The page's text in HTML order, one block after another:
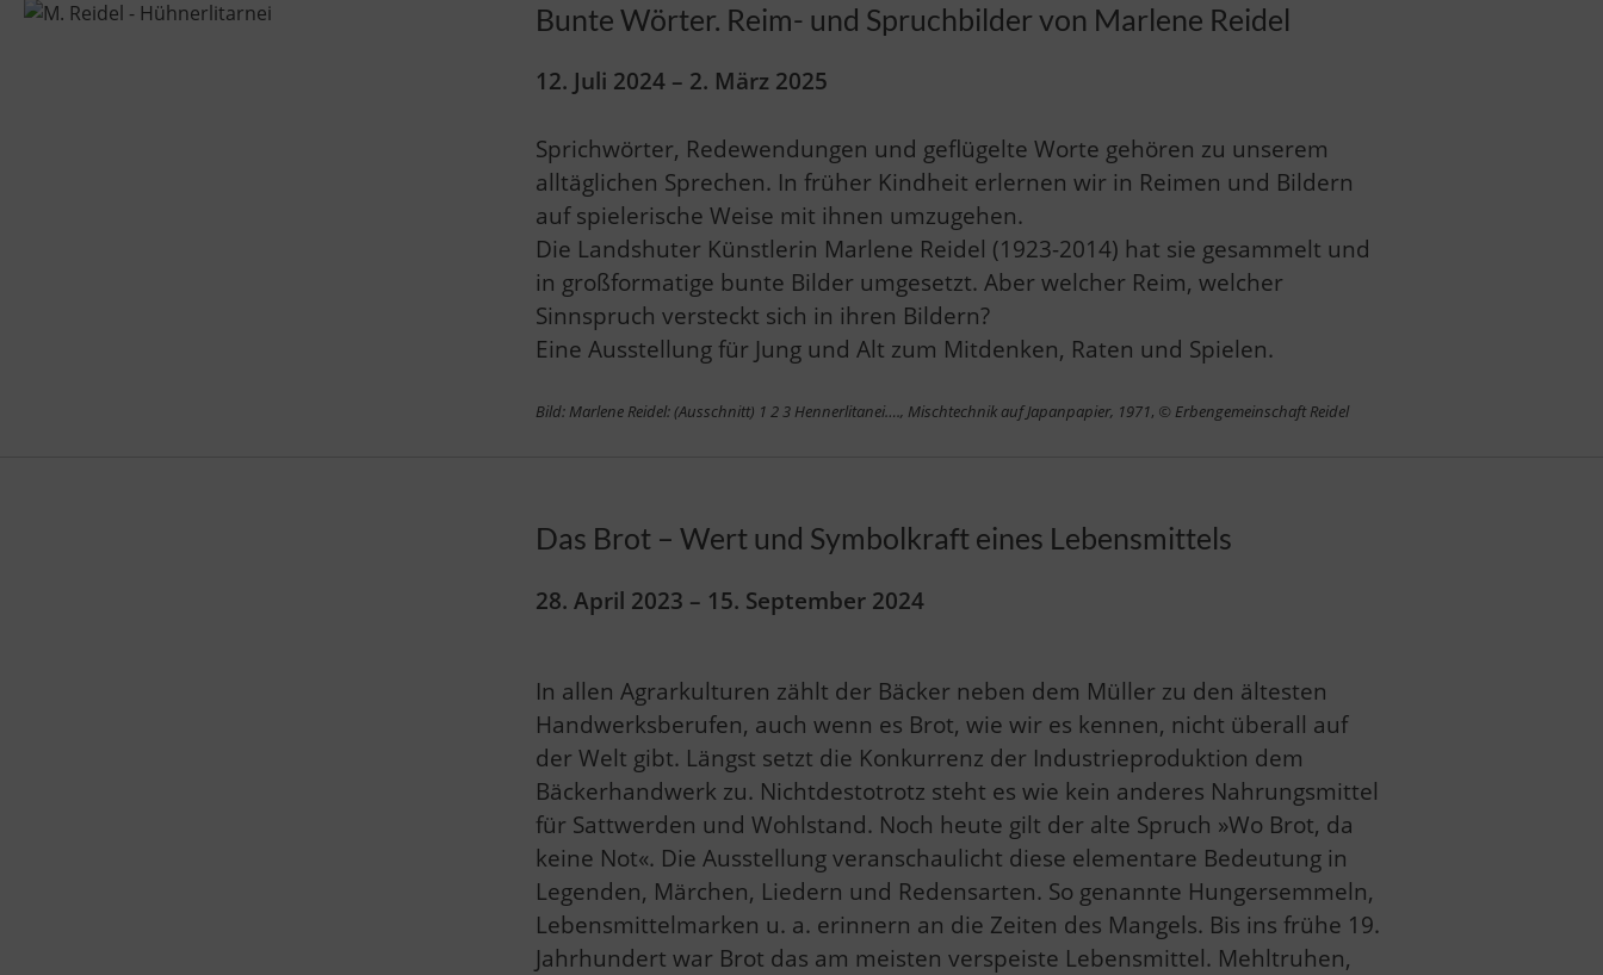
Bunte Wörter. Reim- und Spruchbilder von Marlene Reidel
12. Juli 2024 – 2. März 2025
Sprichwörter, Redewendungen und geflügelte Worte gehören zu unserem
alltäglichen Sprechen. In früher Kindheit erlernen wir in Reimen und Bildern
auf spielerische Weise mit ihnen umzugehen.
Die Landshuter Künstlerin Marlene Reidel (1923-2014) hat sie gesammelt und
in großformatige bunte Bilder umgesetzt. Aber welcher Reim, welcher
Sinnspruch versteckt sich in ihren Bildern?
Eine Ausstellung für Jung und Alt zum Mitdenken, Raten und Spielen.
Bild: Marlene Reidel: (Ausschnitt) 1 2 3 Hennerlitanei…., Mischtechnik auf Japanpapier, 1971, © Erbengemeinschaft Reidel
Das Brot – Wert und Symbolkraft eines Lebensmittels
28. April 2023 – 15. September 2024
In allen Agrarkulturen zählt der Bäcker neben dem Müller zu den ältesten
Handwerksberufen, auch wenn es Brot, wie wir es kennen, nicht überall auf
der Welt gibt. Längst setzt die Konkurrenz der Industrieproduktion dem
Bäckerhandwerk zu. Nichtdestotrotz steht es wie kein anderes Nahrungsmittel
für Sattwerden und Wohlstand. Noch heute gilt der alte Spruch »Wo Brot, da
keine Not«. Die Ausstellung veranschaulicht diese elementare Bedeutung in
Legenden, Märchen, Liedern und Redensarten. So genannte Hungersemmeln,
Lebensmittelmarken u. a. erinnern an die Zeiten des Mangels. Bis ins frühe 19.
Jahrhundert war Brot das am meisten verspeiste Lebensmittel. Mehltruhen,